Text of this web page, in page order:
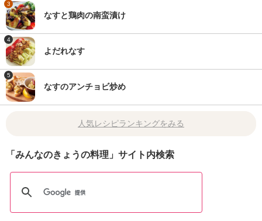
3
なすと鶏肉の南蛮漬け
4
よだれなす
5
なすのアンチョビ炒め
人気レシピランキングをみる
「みんなのきょうの料理」サイト内検索